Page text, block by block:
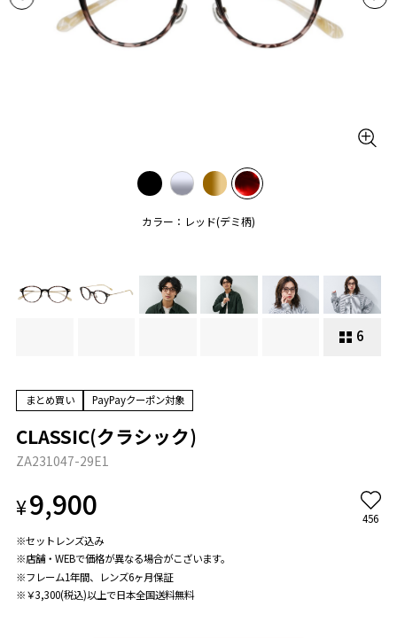
カラー：レッド(デミ柄)
6
まとめ買い PayPayクーポン対象
CLASSIC(クラシック)
ZA231047-29E1
¥9,900 456
※セットレンズ込み
※店舗・WEBで価格が異なる場合がこざいます。
※フレーム1年間、レンズ6ヶ月保証
※￥3,300(税込)以上で日本全国送料無料